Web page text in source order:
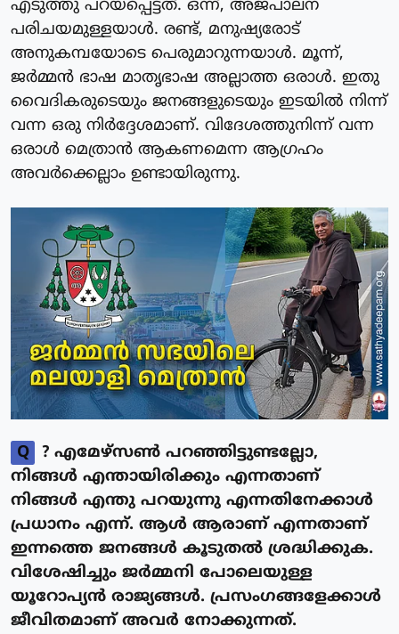
എടുത്തു പറയപ്പെട്ടത്. ഒന്ന്, അജപാലന
പരിചയമുള്ളയാൾ. രണ്ട്, മനുഷ്യരോട്
അനുകമ്പയോടെ പെരുമാറുന്നയാൾ. മൂന്ന്,
ജർമ്മൻ ഭാഷ മാതൃഭാഷ അല്ലാത്ത ഒരാൾ. ഇതു
വൈദികരുടെയും ജനങ്ങളുടെയും ഇടയിൽ നിന്ന്
വന്ന ഒരു നിർദ്ദേശമാണ്. വിദേശത്തുനിന്ന് വന്ന
ഒരാൾ മെത്രാൻ ആകണമെന്ന ആഗ്രഹം
അവർക്കെല്ലാം ഉണ്ടായിരുന്നു.
Q
? എമേഴ്സൺ പറഞ്ഞിട്ടുണ്ടല്ലോ,
നിങ്ങൾ എന്തായിരിക്കും എന്നതാണ്
നിങ്ങൾ എന്തു പറയുന്നു എന്നതിനേക്കാൾ
പ്രധാനം എന്ന്. ആൾ ആരാണ് എന്നതാണ്
ഇന്നത്തെ ജനങ്ങൾ കൂടുതൽ ശ്രദ്ധിക്കുക.
വിശേഷിച്ചും ജർമ്മനി പോലെയുള്ള
യൂറോപ്യൻ രാജ്യങ്ങൾ. പ്രസംഗങ്ങളേക്കാൾ
ജീവിതമാണ് അവർ നോക്കുന്നത്.